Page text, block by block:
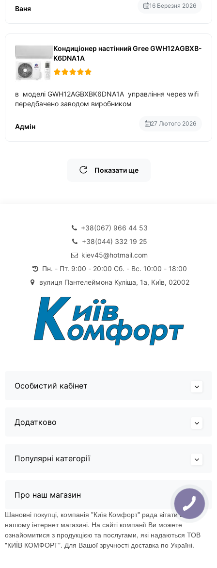
температури
Ваня 16 Березня 2026
Кондиціонер настінний Gree GWH12AGBXB-
K6DNA1A
в моделі GWH12AGBXBK6DNA1A управління через wifi
передбачено заводом виробником
Адмін 27 Лютого 2026
Показати ще
+38(067) 966 44 53
+38(044) 332 19 25
kiev45@hotmail.com
Пн. - Пт. 9:00 - 20:00 Сб. - Вс. 10:00 - 18:00
вулиця Пантелеймона Куліша, 1а, Київ, 02002
Особистий кабінет
Додатково
Популярні категорії
Про наш магазин
Шановні покупці, компанія "Київ Комфорт" рада вітати Вас в
нашому інтернет магазині. На сайті компанії Ви можете
ознайомитися з продукцією та послугами, які надаються ТОВ
"КИЇВ КОМФОРТ". Для Вашої зручності доставка по Україні.